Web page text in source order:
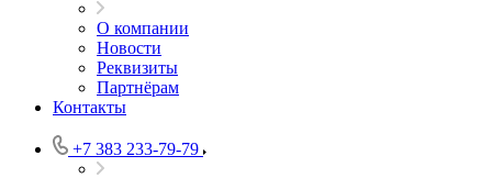
О компании
Новости
Реквизиты
Партнёрам
Контакты
+7 383 233-79-79